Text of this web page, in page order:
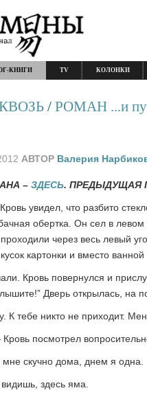
КНИГИ TV КОЛОНКИ
/ РОМАН ...и
АВТОР Валерия
– ЗДЕСЬ. ПРЕДЫДУЩАЯ
увидел, что разбито
обертка. Он сел в
через весь левый
картонки и вместо ванной
Кровь повернулся и
Дверь открылась, на
К тебе никто не приходит.
посмотрел
скучно дома, днем я одна.
здесь яма.